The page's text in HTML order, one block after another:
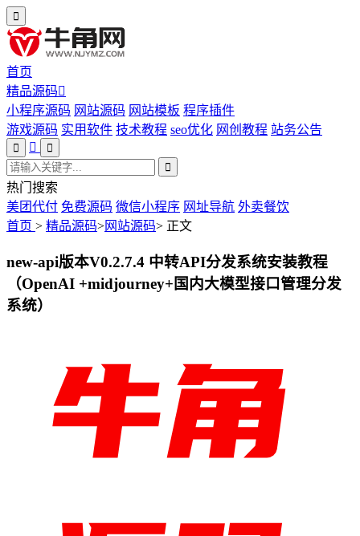
首页
精品源码
小程序源码 网站源码 网站模板 程序插件
游戏源码 实用软件 技术教程 seo优化 网创教程 站务公告
热门搜索
美团代付 免费源码 微信小程序 网址导航 外卖餐饮
首页 > 精品源码>网站源码> 正文
new-api版本V0.2.7.4 中转API分发系统安装教程
（OpenAI +midjourney+国内大模型接口管理分发
系统）